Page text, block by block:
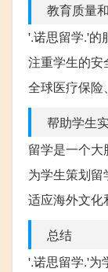
教育质量
'.诺思留学.'的
注重学生的安
全球医疗保险
帮助学生
留学是一个
为学生策划
适应海外文化
总结
'.诺思留学.'为